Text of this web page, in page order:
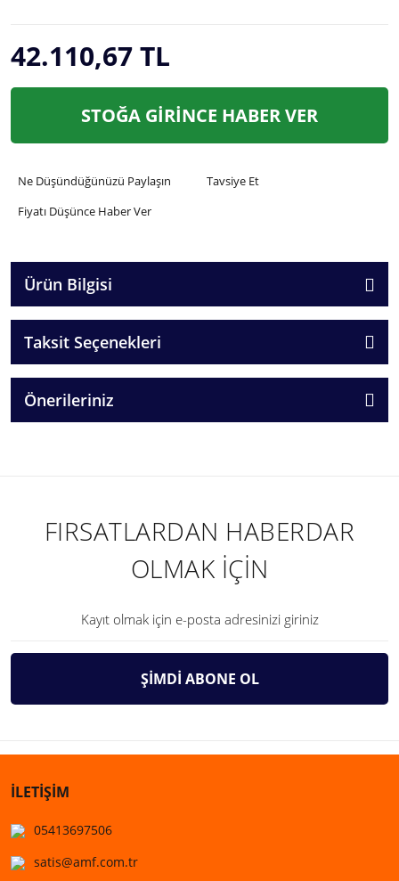
42.110,67 TL
STOĞA GİRİNCE HABER VER
Ne Düşündüğünüzü Paylaşın
Tavsiye Et
Fiyatı Düşünce Haber Ver
Ürün Bilgisi
Taksit Seçenekleri
Önerileriniz
FIRSATLARDAN HABERDAR
OLMAK İÇİN
ŞİMDİ ABONE OL
İLETİŞİM
05413697506
satis@amf.com.tr